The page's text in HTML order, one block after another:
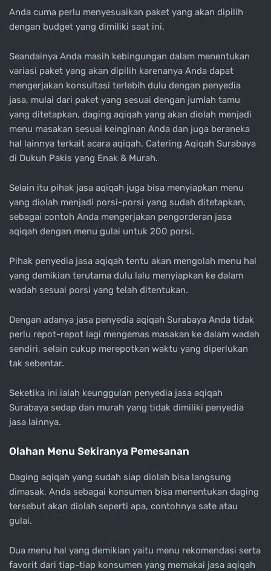
Anda cuma perlu menyesuaikan paket yang akan dipilih
dengan budget yang dimiliki saat ini.
Seandainya Anda masih kebingungan dalam menentukan
variasi paket yang akan dipilih karenanya Anda dapat
mengerjakan konsultasi terlebih dulu dengan penyedia
jasa, mulai dari paket yang sesuai dengan jumlah tamu
yang ditetapkan, daging aqiqah yang akan diolah menjadi
menu masakan sesuai keinginan Anda dan juga beraneka
hal lainnya terkait acara aqiqah. Catering Aqiqah Surabaya
di Dukuh Pakis yang Enak & Murah.
Selain itu pihak jasa aqiqah juga bisa menyiapkan menu
yang diolah menjadi porsi-porsi yang sudah ditetapkan,
sebagai contoh Anda mengerjakan pengorderan jasa
aqiqah dengan menu gulai untuk 200 porsi.
Pihak penyedia jasa aqiqah tentu akan mengolah menu hal
yang demikian terutama dulu lalu menyiapkan ke dalam
wadah sesuai porsi yang telah ditentukan.
Dengan adanya jasa penyedia aqiqah Surabaya Anda tidak
perlu repot-repot lagi mengemas masakan ke dalam wadah
sendiri, selain cukup merepotkan waktu yang diperlukan
tak sebentar.
Seketika ini ialah keunggulan penyedia jasa aqiqah
Surabaya sedap dan murah yang tidak dimiliki penyedia
jasa lainnya.
Olahan Menu Sekiranya Pemesanan
Daging aqiqah yang sudah siap diolah bisa langsung
dimasak, Anda sebagai konsumen bisa menentukan daging
tersebut akan diolah seperti apa, contohnya sate atau
gulai.
Dua menu hal yang demikian yaitu menu rekomendasi serta
favorit dari tiap-tiap konsumen yang memakai jasa aqiqah